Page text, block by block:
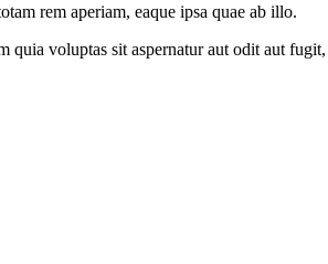
rem aperiam, eaque ipsa quae ab illo.
voluptas sit aspernatur aut odit aut